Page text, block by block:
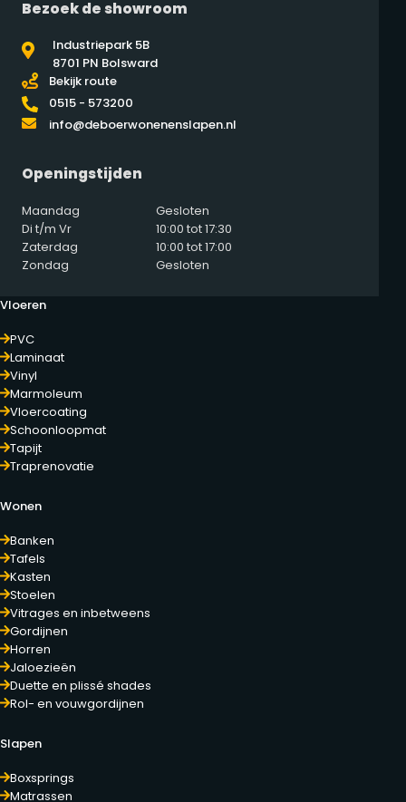
Bezoek de showroom
Industriepark 5B
8701 PN Bolsward
Bekijk route
0515 - 573200
info@deboerwonenenslapen.nl
Openingstijden
Maandag
Gesloten
Di t/m Vr
10:00 tot 17:30
Zaterdag
10:00 tot 17:00
Zondag
Gesloten
Vloeren
PVC
Laminaat
Vinyl
Marmoleum
Vloercoating
Schoonloopmat
Tapijt
Traprenovatie
Wonen
Banken
Tafels
Kasten
Stoelen
Vitrages en inbetweens
Gordijnen
Horren
Jaloezieën
Duette en plissé shades
Rol- en vouwgordijnen
Slapen
Boxsprings
Matrassen